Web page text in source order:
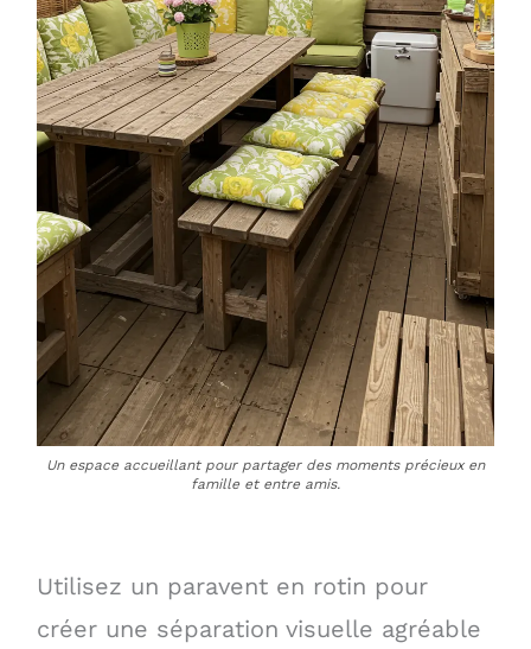
Un espace accueillant pour partager des moments précieux en
famille et entre amis.
Utilisez un paravent en rotin pour
créer une séparation visuelle agréable